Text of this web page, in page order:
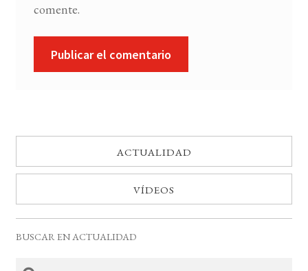
comente.
ACTUALIDAD
VÍDEOS
BUSCAR EN ACTUALIDAD